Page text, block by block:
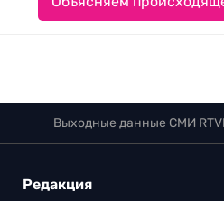
Выходные данные СМИ RTVI
Редакция